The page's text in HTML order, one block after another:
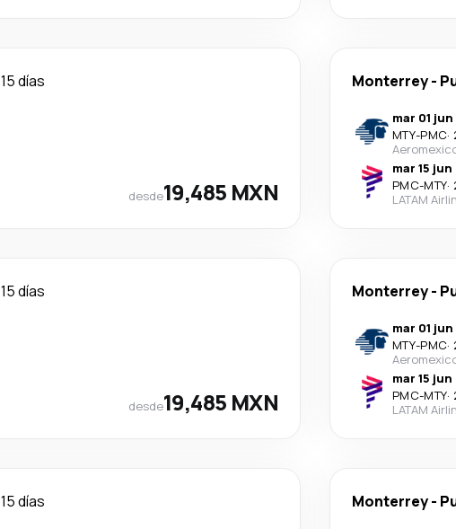
15 días
desde19,485 MXN
Monterrey-
mar 01 jun
MTY-PMC·
mar 15 jun
PMC-MTY·
LATAM
15 días
desde19,485 MXN
Monterrey-
mar 01 jun
MTY-PMC·
mar 15 jun
PMC-MTY·
LATAM
15 días Monterrey-